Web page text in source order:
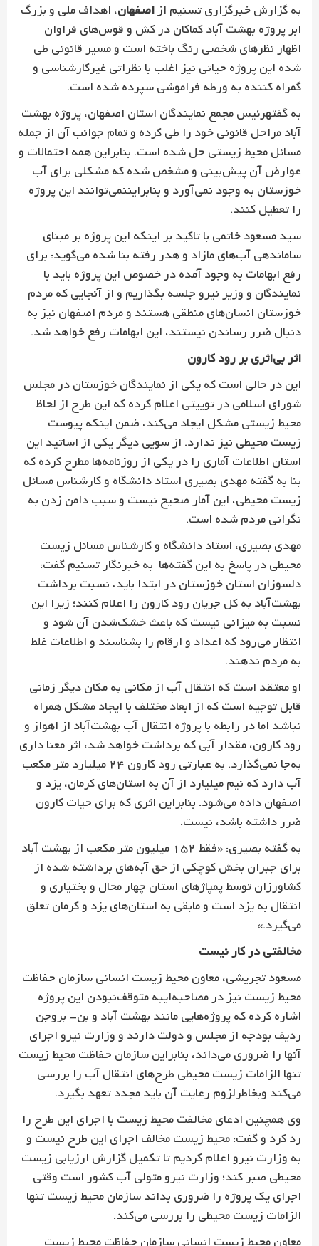
به گزارش خبرگزاری تسنیم ازاصفهان، اهداف ملی و بزرگ
ابر پروژه بهشت آبادکماکان در کش و قوس‌های فراوان
اظهار نظرهای شخصی رنگ باخته است و مسیر قانونی طی
شده این پروژه حیاتی نیز اغلب با نظراتی غیرکارشناسی و
گمراه کننده به ورطه فراموشی سپرده شده است.
به گفتهرئیس مجمع نمایندگان استان اصفهان، پروژه بهشت
آباد مراحل قانونی خود را طی کرده و تمام جوانب آن از جمله
مسائل محیط زیستی حل شده است. بنابراین همه احتمالات و
عوارض آن پیش‌بینی و مشخص شده که مشکلی برای آب
خوزستان به وجود نمی‌آورد و بنابرایننمی‌توانند این پروژه
را تعطیل کنند.
سید مسعود خاتمی با تاکید بر اینکه این پروژه بر مبنای
ساماندهی آب‌های مازاد و هدر رفته بنا شده می‌گوید: برای
رفع ابهامات به وجود آمده در خصوص این پروژه باید با
نمایندگان و وزیر نیرو جلسه بگذاریم و از آنجایی که مردم
خوزستان انسان‌های منطقی هستند و مردم اصفهان نیز به
دنبال ضرر رساندن نیستند، این ابهامات رفع خواهد شد.
اثر بی‌اثری بر رود کارون
این در حالی است که یکی از نمایندگان خوزستان در مجلس
شورای اسلامی در توییتی اعلام کرده که این طرح از لحاظ
محیط ‌زیستی مشکل ایجاد می‌کند، ضمن اینکه پیوست
زیست محیطی نیز ندارد. از سویی دیگر یکی از اساتید این
استان اطلاعات آماری را در یکی از روزنامه‌ها مطرح کرده که
بنا به گفته مهدی بصیری استاد دانشگاه و کارشناس مسائل
زیست محیطی، این آمار صحیح نیست و سبب دامن زدن به
نگرانی مردم شده است.
مهدی بصیری، استاد دانشگاه و کارشناس مسائل زیست
محیطی در پاسخ به این گفته‌ها به خبرنگار تسنیم گفت:
دلسوزان استان خوزستان در ابتدا باید، نسبت برداشت
بهشت‌آباد به کل جریان رود کارون را اعلام کنند؛ زیرا این
نسبت به میزانی نیست که باعث خشک‌شدن آن شود و
انتظار می‌رود که اعداد و ارقام را بشناسند و اطلاعات غلط
به مردم ندهند.
او معتقد است که انتقال آب از مکانی به مکان دیگر زمانی
قابل توجیه است که از ابعاد مختلف با ایجاد مشکل همراه
نباشد اما در رابطه با پروژه انتقال آب بهشت‌آباد از اهواز و
رود کارون، مقدار آبی که برداشت خواهد شد، اثر معنا داری
به‌جا نمی‌گذارد. به عبارتی رود کارون 24 میلیارد متر مکعب
آب دارد که نیم میلیارد از آن به استان‌های کرمان، یزد و
اصفهان داده می‌شود. بنابراین اثری که برای حیات کارون
ضرر داشته باشد، نیست.
به گفته بصیری: «فقط 152 میلیون متر مکعب از بهشت آباد
برای جبران بخش کوچکی از حق آبه‌های برداشته شده از
کشاورزان توسط پمپاژهای استان چهار محال و بختیاری و
انتقال به یزد است و مابقی به استان‌های یزد و کرمان تعلق
می‌گیرد.»
مخالفتی در کار نیست
مسعود تجریشی، معاون محیط زیست انسانی سازمان حفاظت
محیط زیست نیز در مصاحبه‌‌ایبه متوقف‌نبودن این پروژه
اشاره کرده که پروژه‌هایی مانند بهشت آباد و بن- بروجن
ردیف بودجه از مجلس و دولت دارند و وزارت نیرو اجرای
آنها را ضروری می‌داند، بنابراین سازمان حفاظت محیط زیست
تنها الزامات زیست محیطی طرح‌های انتقال آب را بررسی
می‌کند وبخاطرلزوم رعایت آن باید مجدد تعهد بگیرد.
وی همچنین ادعای مخالفت محیط زیست با اجرای این طرح را
رد کرد و گفت: محیط زیست مخالف اجرای این طرح نیست و
به وزارت نیرو اعلام کردیم تا تکمیل گزارش ارزیابی زیست
محیطی صبر کند؛ وزارت نیرو متولی آب کشور است وقتی
اجرای یک پروژه را ضروری بداند سازمان محیط زیست تنها
الزامات زیست محیطی را بررسی می‌کند.